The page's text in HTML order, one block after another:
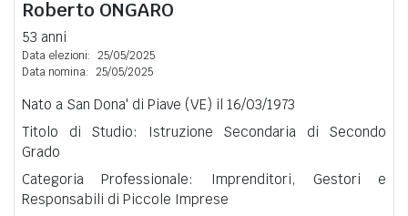
Roberto ONGARO
53 anni
Data elezioni: 25/05/2025
Data nomina: 25/05/2025
Nato a San Dona' di Piave (VE) il 16/03/1973
Titolo di Studio: Istruzione Secondaria di Secondo
Grado
Categoria Professionale: Imprenditori, Gestori e
Responsabili di Piccole Imprese